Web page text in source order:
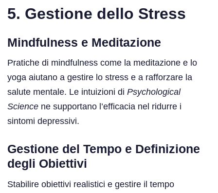
5. Gestione dello Stress
Mindfulness e Meditazione
Pratiche di mindfulness come la meditazione e lo
yoga aiutano a gestire lo stress e a rafforzare la
salute mentale. Le intuizioni di Psychological
Science ne supportano l’efficacia nel ridurre i
sintomi depressivi.
Gestione del Tempo e Definizione
degli Obiettivi
Stabilire obiettivi realistici e gestire il tempo